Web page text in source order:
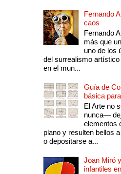
Fernando
caos
Fernando
más que
uno de los
del surrealismo
en el mun...
Guía de
básica
El Arte no
nunca—
elementos
plano y resulten bellos
o depositarse a...
Joan Miró
infantiles